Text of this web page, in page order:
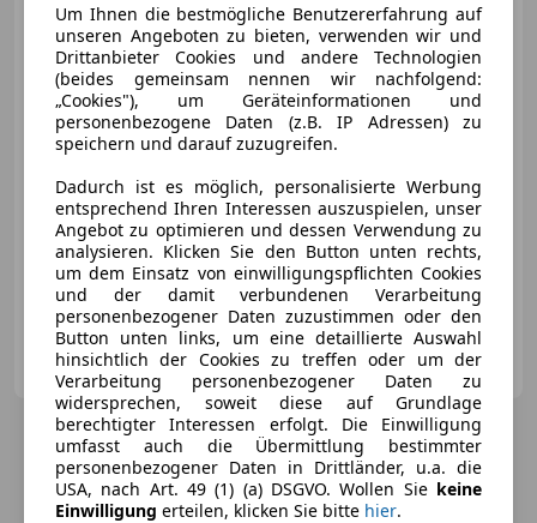
€ 26 980
03/2011 139 073 km Diesel
176 kW (239 PS)
Finazierung ohne Anzahlung möglich!
motioncars gmbh
AT-8301 Kainbach bei Graz
Um Ihnen die bestmögliche Benutzererfahrung auf
unseren Angeboten zu bieten, verwenden wir und
Drittanbieter Cookies und andere Technologien
(beides gemeinsam nennen wir nachfolgend:
„Cookies"), um Geräteinformationen und
personenbezogene Daten (z.B. IP Adressen) zu
speichern und darauf zuzugreifen.
Dadurch ist es möglich, personalisierte Werbung
entsprechend Ihren Interessen auszuspielen, unser
Angebot zu optimieren und dessen Verwendung zu
analysieren. Klicken Sie den Button unten rechts,
um dem Einsatz von einwilligungspflichten Cookies
und der damit verbundenen Verarbeitung
personenbezogener Daten zuzustimmen oder den
Button unten links, um eine detaillierte Auswahl
hinsichtlich der Cookies zu treffen oder um der
Verarbeitung personenbezogener Daten zu
widersprechen, soweit diese auf Grundlage
berechtigter Interessen erfolgt. Die Einwilligung
umfasst auch die Übermittlung bestimmter
personenbezogener Daten in Drittländer, u.a. die
USA, nach Art. 49 (1) (a) DSGVO. Wollen Sie keine
Einwilligung erteilen, klicken Sie bitte hier.